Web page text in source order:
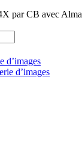
par CB avec Alma
d’images
d’images